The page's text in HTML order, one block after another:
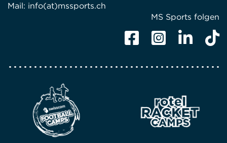
Mail: info(at)mssports.ch
MS Sports folgen